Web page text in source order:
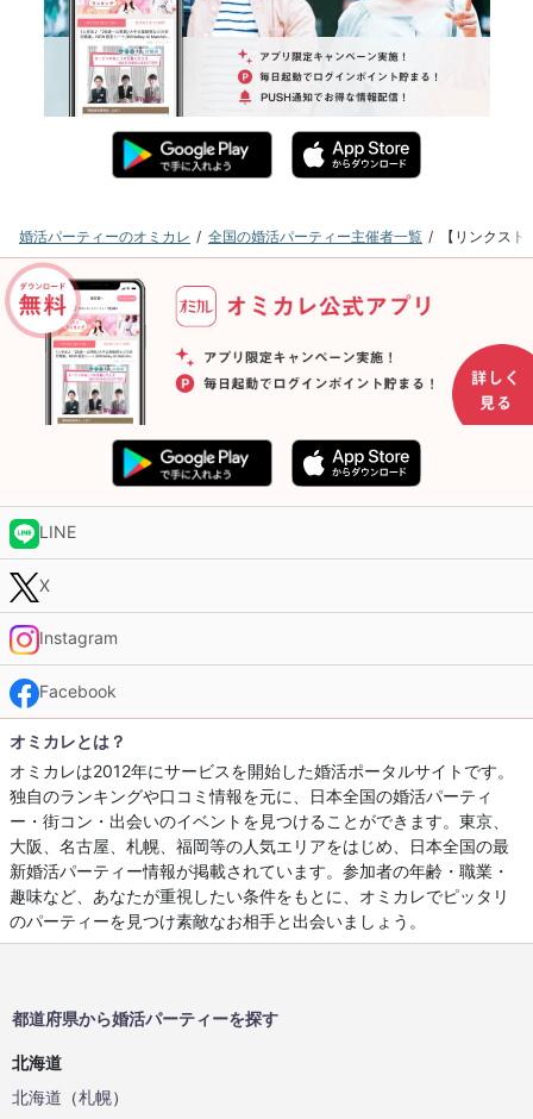
婚活パーティーのオミカレ 全国の婚活パーティー主催者一覧 【リンクス
LINE
X
Instagram
Facebook
オミカレとは？
オミカレは2012年にサービスを開始した婚活ポータルサイトです。
独自のランキングや口コミ情報を元に、日本全国の婚活パーティ
ー・街コン・出会いのイベントを見つけることができます。東京、
大阪、名古屋、札幌、福岡等の人気エリアをはじめ、日本全国の最
新婚活パーティー情報が掲載されています。参加者の年齢・職業・
趣味など、あなたが重視したい条件をもとに、オミカレでピッタリ
のパーティーを見つけ素敵なお相手と出会いましょう。
都道府県から婚活パーティーを探す
北海道
北海道 （札幌）